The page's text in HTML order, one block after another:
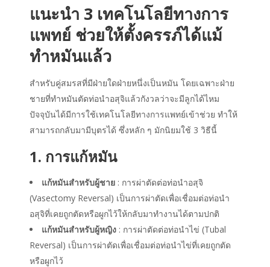
แนะนำ 3 เทคโนโลยีทางการ
แพทย์ ช่วยให้ตั้งครรภ์ได้แม้
ทำหมันแล้ว
สำหรับคู่สมรสที่มีฝ่ายใดฝ่ายหนึ่งเป็นหมัน โดยเฉพาะฝ่าย
ชายที่ทำหมันตัดท่อนำอสุจิแล้วกังวลว่าจะมีลูกได้ไหม
ปัจจุบันได้มีการใช้เทคโนโลยีทางการแพทย์เข้าช่วย ทำให้
สามารถกลับมามีบุตรได้ ซึ่งหลัก ๆ มักนิยมใช้ 3 วิธีนี้
1. การแก้หมัน
แก้หมันสำหรับผู้ชาย : การผ่าตัดต่อท่อนำอสุจิ
(Vasectomy Reversal) เป็นการผ่าตัดเพื่อเชื่อมต่อท่อนำ
อสุจิที่เคยถูกตัดหรือผูกไว้ให้กลับมาทำงานได้ตามปกติ
แก้หมันสำหรับผู้หญิง : การผ่าตัดต่อท่อนำไข่ (Tubal
Reversal) เป็นการผ่าตัดเพื่อเชื่อมต่อท่อนำไข่ที่เคยถูกตัด
หรือผูกไว้